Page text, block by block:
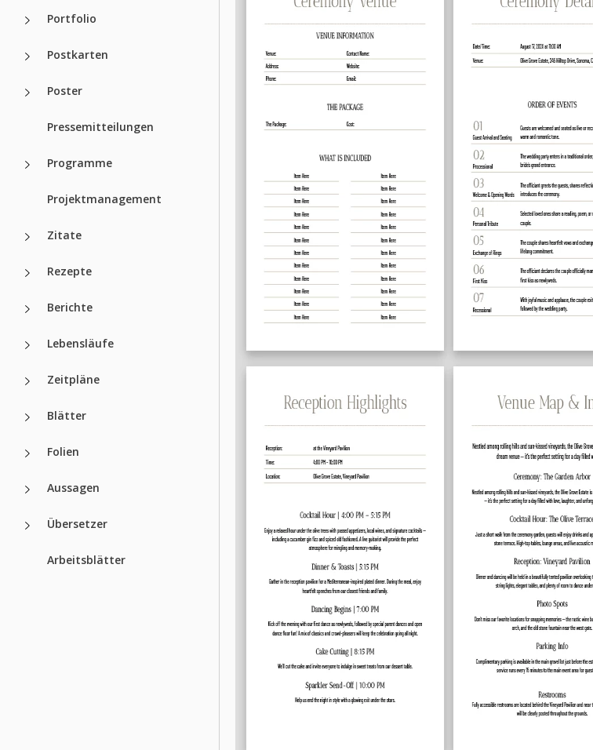
Portfolio
Postkarten
Poster
Pressemitteilungen
Programme
Projektmanagement
Zitate
Rezepte
Berichte
Lebensläufe
Zeitpläne
Blätter
Folien
Aussagen
Übersetzer
Arbeitsblätter